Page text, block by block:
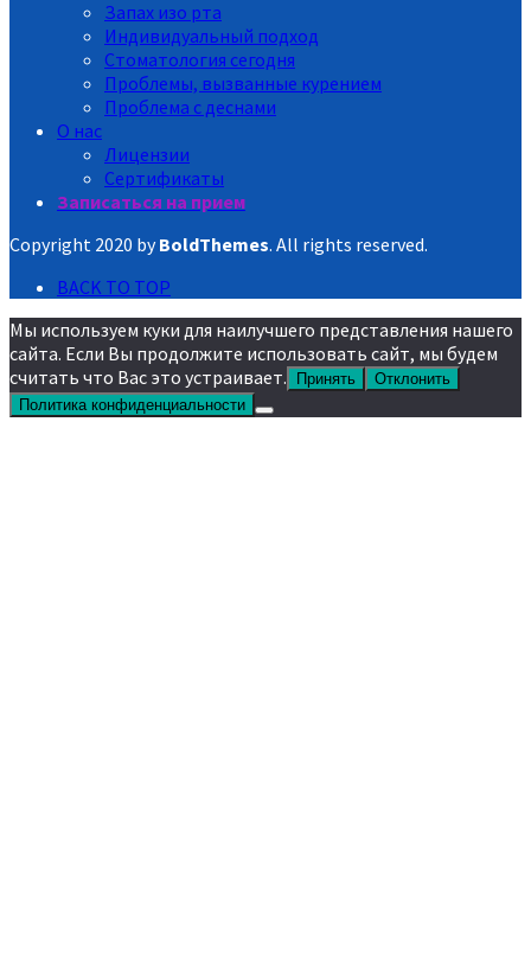
Запах изо рта
Индивидуальный подход
Стоматология сегодня
Проблемы, вызванные курением
Проблема с деснами
О нас
Лицензии
Сертификаты
Записаться на прием
Copyright 2020 byBoldThemes. All rights reserved.
BACK TO TOP
Мы используем куки для наилучшего представления нашего
сайта. Если Вы продолжите использовать сайт, мы будем
считать что Вас это устраивает.
Принять
Отклонить
Политика конфиденциальности